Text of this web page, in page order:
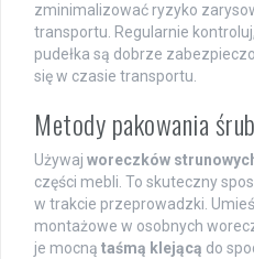
zminimalizować ryzyko
transportu. Regularnie
pudełka są dobrze
się w czasie transportu.
Metody pakowania
Używaj woreczków
części mebli. To skuteczny
w trakcie przeprowadzki.
montażowe w osobnych
je mocną taśmą klejącą do